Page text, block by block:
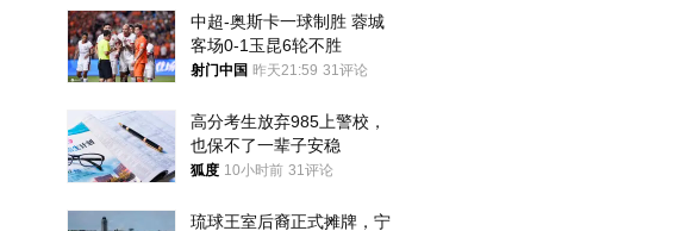
中超-奥斯卡一球制胜 蓉城
客场0-1玉昆6轮不胜
射门中国 昨天21:59 31评论
高分考生放弃985上警校，
也保不了一辈子安稳
狐度 10小时前 31评论
琉球王室后裔正式摊牌，宁